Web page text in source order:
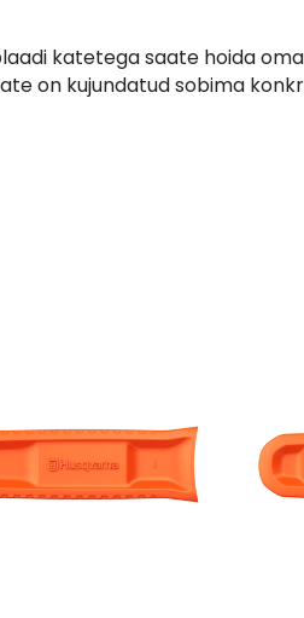
katetega saate hoida
on kujundatud sobima